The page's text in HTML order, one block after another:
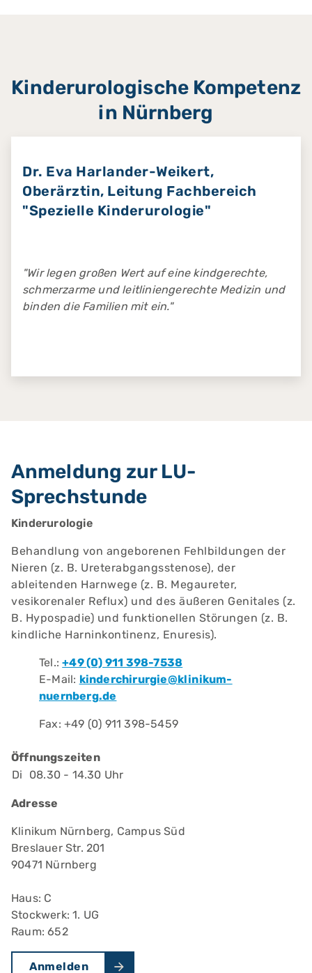
Kinderurologische Kompetenz
in Nürnberg
Dr. Eva Harlander-Weikert,
Oberärztin, Leitung Fachbereich
"Spezielle Kinderurologie"
"Wir legen großen Wert auf eine kindgerechte,
schmerzarme und leitliniengerechte Medizin und
binden die Familien mit ein."
Anmeldung zur LU-
Sprechstunde
Kinderurologie
Behandlung von angeborenen Fehlbildungen der
Nieren (z. B. Ureterabgangsstenose), der
ableitenden Harnwege (z. B. Megaureter,
vesikorenaler Reflux) und des äußeren Genitales (z.
B. Hypospadie) und funktionellen Störungen (z. B.
kindliche Harninkontinenz, Enuresis).
Tel.:+49 (0) 911 398-7538
E-Mail: kinderchirurgie@klinikum-
nuernberg.de
Fax: +49 (0) 911 398-5459
Öffnungszeiten
Di
08.30 - 14.30 Uhr
Adresse
Klinikum Nürnberg, Campus Süd
Breslauer Str. 201
90471 Nürnberg
Haus: C
Stockwerk: 1. UG
Raum: 652
Anmelden